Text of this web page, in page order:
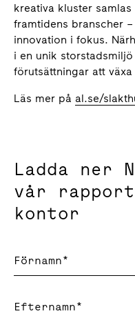
kreativa kluster
framtidens branscher
innovation i fokus.
i en unik
förutsättningar att
Läs mer på al.se/
Ladda ner
vår
kontor